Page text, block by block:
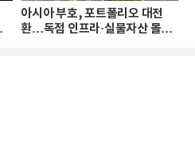
아시아 부호, 포트폴리오 대전
환…독점 인프라·실물자산 몰린